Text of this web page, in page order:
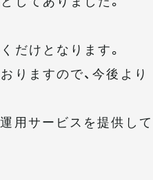
だけとなります。
りますので、今後より
用サービスを提供して